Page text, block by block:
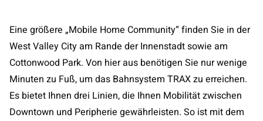
Eine größere „Mobile Home Community“ finden Sie in der
West Valley City am Rande der Innenstadt sowie am
Cottonwood Park. Von hier aus benötigen Sie nur wenige
Minuten zu Fuß, um das Bahnsystem TRAX zu erreichen.
Es bietet Ihnen drei Linien, die Ihnen Mobilität zwischen
Downtown und Peripherie gewährleisten. So ist mit dem